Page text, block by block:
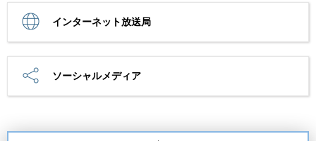
インターネット放送局
ソーシャルメディア